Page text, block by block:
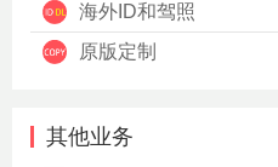
海外ID和驾照
原版定制
其他业务